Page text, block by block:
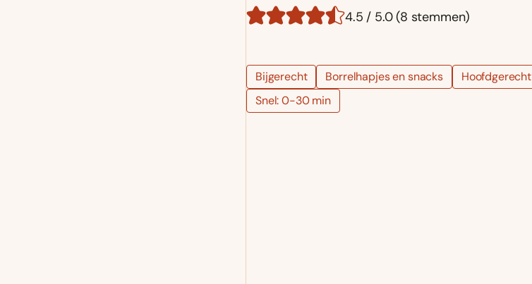
4.5 / 5.0 (8 stemmen)
Bijgerecht Borrelhapjes en snacks Hoofdgerecht
Snel: 0-30 min